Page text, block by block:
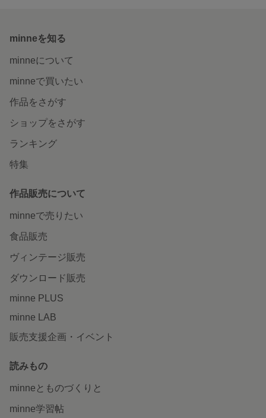
minneを知る
minneについて
minneで買いたい
作品をさがす
ショップをさがす
ランキング
特集
作品販売について
minneで売りたい
食品販売
ヴィンテージ販売
ダウンロード販売
minne PLUS
minne LAB
販売支援企画・イベント
読みもの
minneとものづくりと
minne学習帖